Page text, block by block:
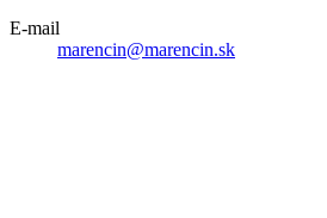
E-mail
marencin@marencin.sk